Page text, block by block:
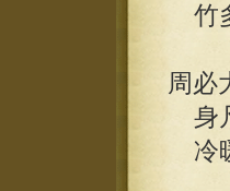
竹
周必
身
冷